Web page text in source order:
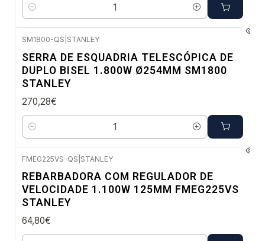
Quantidade
SM1800-QS STANLEY
SERRA DE ESQUADRIA TELESCÓPICA DE
DUPLO BISEL 1.800W Ø254MM SM1800
STANLEY
270,28€
Quantidade
FMEG225VS-QS STANLEY
REBARBADORA COM REGULADOR DE
VELOCIDADE 1.100W 125MM FMEG225VS
STANLEY
64,80€